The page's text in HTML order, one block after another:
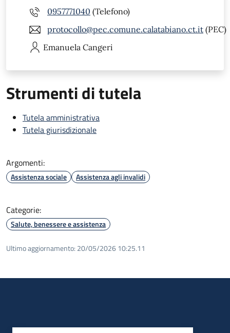
0957771040 (Telefono)
protocollo@pec.comune.calatabiano.ct.it (PEC)
Emanuela Cangeri
Strumenti di tutela
Tutela amministrativa
Tutela giurisdizionale
Argomenti:
Assistenza sociale Assistenza agli invalidi
Categorie:
Salute, benessere e assistenza
Ultimo aggiornamento: 20/05/2026 10:25.11